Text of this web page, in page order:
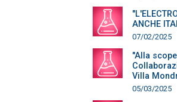
ANCHE
07/02/2025
"Alla
Villa
05/03/2025